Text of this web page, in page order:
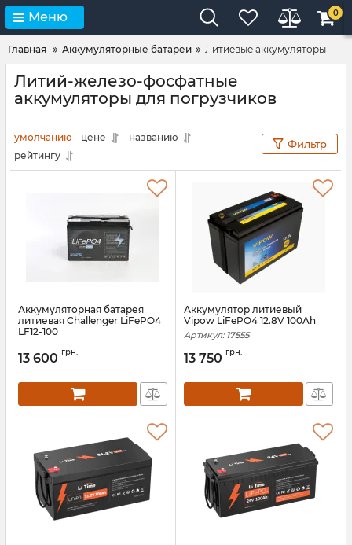
Меню 0
Главная Аккумуляторные батареи Литиевые аккумуляторы
Литий-железо-фосфатные
аккумуляторы для погрузчиков
умолчанию цене
названию
рейтингу
Фильтр
Аккумуляторная батарея
литиевая Challenger LiFePO4
LF12-100
13 600 грн.
Аккумулятор литиевый
Vipow LiFePO4 12.8V 100Ah
Артикул: 17555
13 750 грн.